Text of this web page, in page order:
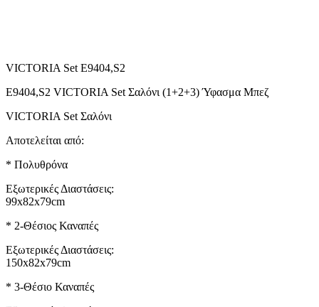
VICTORIA Set E9404,S2
Ε9404,S2 VICTORIA Set Σαλόνι (1+2+3) Ύφασμα Μπεζ
VICTORIA Set Σαλόνι
Αποτελείται από:
* Πολυθρόνα
Εξωτερικές Διαστάσεις:
99x82x79cm
* 2-Θέσιος Καναπές
Εξωτερικές Διαστάσεις:
150x82x79cm
* 3-Θέσιο Καναπές